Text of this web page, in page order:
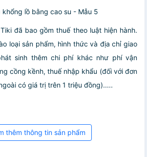
khổng lồ bằng cao su - Mẫu 5
đã bao gồm thuế theo luật hiện hành.
loại sản phẩm, hình thức và địa chỉ giao
sinh thêm chi phí khác như phí vận
cồng kềnh, thuế nhập khẩu (đối với đơn
có giá trị trên 1 triệu đồng).....
thêm thông tin sản phẩm